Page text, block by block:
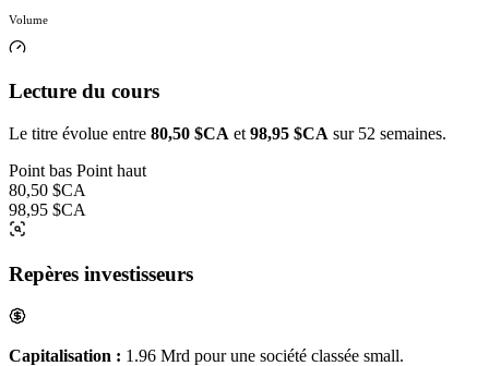
Volume
Lecture du cours
Le titre évolue entre 80,50 $CA et 98,95 $CA sur 52 semaines.
Point bas Point haut
80,50 $CA
98,95 $CA
Repères investisseurs
Capitalisation : 1.96 Mrd pour une société classée small.